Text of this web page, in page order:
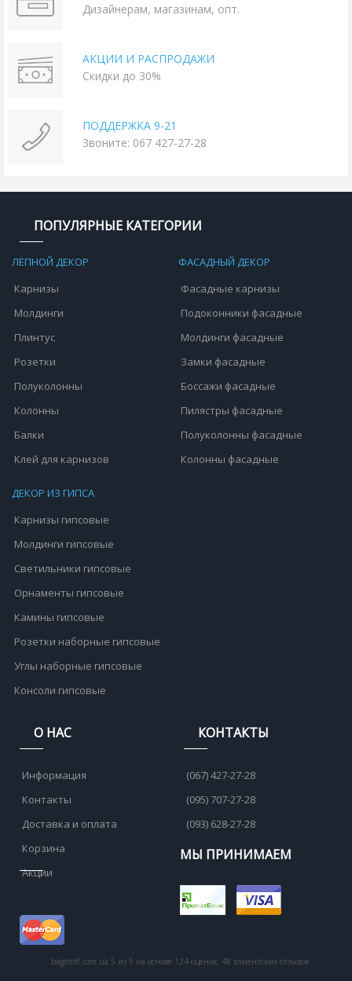
Дизайнерам, магазинам, опт.
АКЦИИ И РАСПРОДАЖИ
Скидки до 30%
ПОДДЕРЖКА 9-21
Звоните: 067 427-27-28
ПОПУЛЯРНЫЕ КАТЕГОРИИ
ЛЕПНОЙ ДЕКОР
Карнизы
Молдинги
Плинтус
Розетки
Полуколонны
Колонны
Балки
Клей для карнизов
ФАСАДНЫЙ ДЕКОР
Фасадные карнизы
Подоконники фасадные
Молдинги фасадные
Замки фасадные
Боссажи фасадные
Пилястры фасадные
Полуколонны фасадные
Колонны фасадные
ДЕКОР ИЗ ГИПСА
Карнизы гипсовые
Молдинги гипсовые
Светильники гипсовые
Орнаменты гипсовые
Камины гипсовые
Розетки наборные гипсовые
Углы наборные гипсовые
Консоли гипсовые
О НАС
Информация
Контакты
Доставка и оплата
Корзина
Акции
КОНТАКТЫ
(067) 427-27-28
(095) 707-27-28
(093) 628-27-28
МЫ ПРИНИМАЕМ
bagetoff.com.ua 5 из 5 на основе 124 оценок. 48 клиентских отзывов